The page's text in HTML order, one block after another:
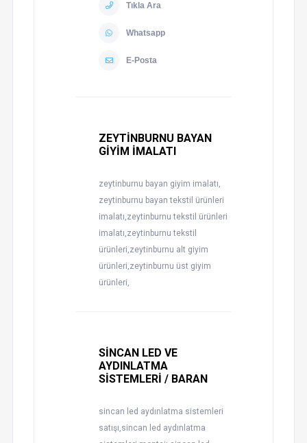
Tıkla Ara
Whatsapp
E-Posta
ZEYTİNBURNU BAYAN
GİYİM İMALATI
zeytinburnu bayan giyim imalatı,
zeytinburnu bayan tekstil ürünleri
imalatı,zeytinburnu tekstil ürünleri
imalatı,zeytinburnu tekstil
ürünleri,zeytinburnu alt giyim
ürünleri,zeytinburnu üst giyim
ürünleri,
SİNCAN LED VE
AYDINLATMA
SİSTEMLERİ / BARAN
sincan led aydınlatma sistemleri
satışı,sincan led aydınlatma